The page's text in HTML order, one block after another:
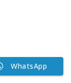
WhatsApp